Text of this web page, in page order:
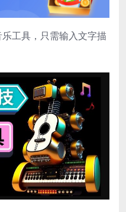
工具，只需输入文字描